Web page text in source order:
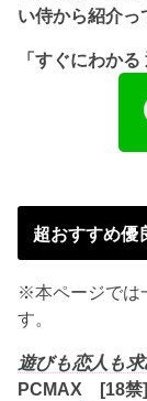
い侍から紹介っ
「すぐにわか
超おすすめ優
※本ページでは
す。
遊びも恋人も
PCMAX [18禁]